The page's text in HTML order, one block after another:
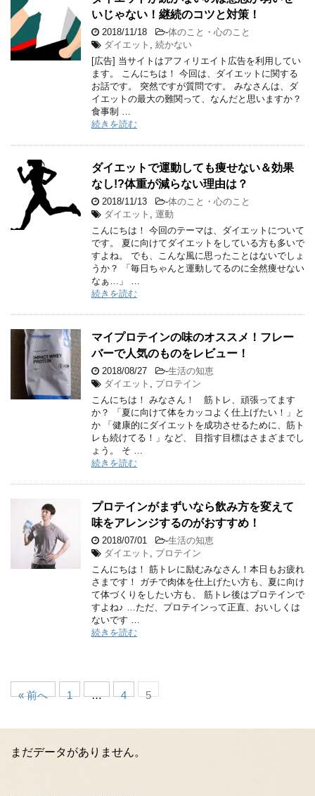
いじゃない！継続のコツと対策！
2018/11/18 -体のこと・心のこと
ダイエット
続かない
[広告] 当サイトはアフィリエイト広告を利用してい
ます。 こんにちは！ 今回は、ダイエットに関する
お話です。 突然ですが質問です。 みなさんは、ダ
イエットの最大の難関って、なんだと思いますか？
食事制 …
続きを読む
ダイエットで運動しても痩せない＆効果
なし!?体重が減らない理由は？
2018/11/13 -体のこと・心のこと
ダイエット
運動
こんにちは！ 今回のテーマは、ダイエットについて
です。 夏に向けてダイエットをしている方も多いで
すよね。 でも、こんな風に思ったことはないでしょ
うか？ 「毎日ちゃんと運動してるのに全然痩せない
なぁ…」 …
続きを読む
マイプロテインの味のオススメ！フレー
バーで人気のものをレビュー！
2018/08/27 -生活の知恵
ダイエット
プロテイン
こんにちは！ みなさん！ 筋トレ、頑張ってます
か？ 「夏に向けて体をカッコよく仕上げたい！」と
か 「健康的にダイエットを成功させるために、筋ト
レも続けてる！」など、 目指す目標はさまざまでし
ょう。 そ …
続きを読む
プロテインがまずいなら飲み方を変えて
味をアレンジするのがおすすめ！
2018/07/01 -生活の知恵
ダイエット
プロテイン
こんにちは！ 筋トレに励むみなさん！本日もお疲れ
さまです！ ガチで肉体を仕上げたい方も、夏に向け
て体づくりをしたい方も、 筋トレ後はプロテインで
すよね♪ …ただ、プロテインって正直、おいしくは
ないです …
続きを読む
« 前へ 1 … 4 5
まだデータがありません。